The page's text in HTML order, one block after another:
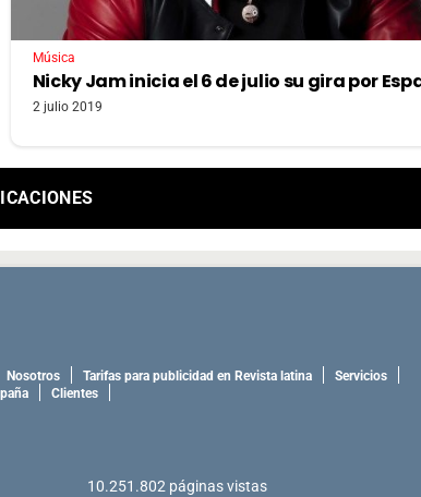
Música
Nicky Jam inicia el 6 de julio su gira por
2 julio 2019
Nosotros Tarifas para publicidad en Revista latina
Servicios
Clientes
10.251.802 páginas vistas